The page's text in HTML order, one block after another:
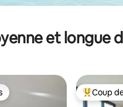
et longue
Coups
Coup